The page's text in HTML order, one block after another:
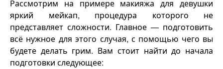
Рассмотрим на примере макияжа для девушки
яркий мейкап, процедура которого не
представляет сложности. Главное — подготовить
всё нужное для этого случая, с помощью чего вы
будете делать грим. Вам стоит найти до начала
подготовки следующее: